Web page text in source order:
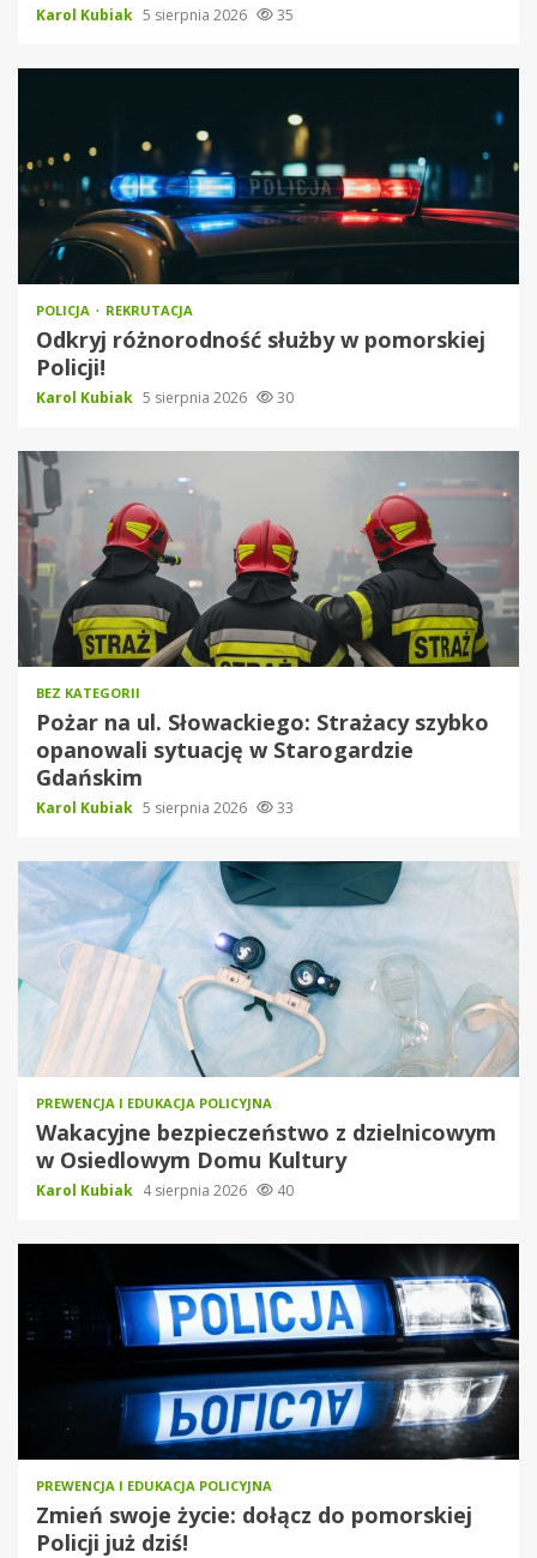
Karol Kubiak 5 sierpnia 2026 35
POLICJA REKRUTACJA
Odkryj różnorodność służby w pomorskiej
Policji!
Karol Kubiak 5 sierpnia 2026 30
BEZ KATEGORII
Pożar na ul. Słowackiego: Strażacy szybko
opanowali sytuację w Starogardzie
Gdańskim
Karol Kubiak 5 sierpnia 2026 33
PREWENCJA I EDUKACJA POLICYJNA
Wakacyjne bezpieczeństwo z dzielnicowym
w Osiedlowym Domu Kultury
Karol Kubiak 4 sierpnia 2026 40
PREWENCJA I EDUKACJA POLICYJNA
Zmień swoje życie: dołącz do pomorskiej
Policji już dziś!